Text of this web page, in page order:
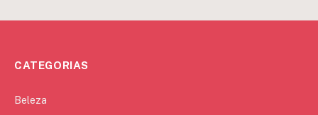
CATEGORIAS
Beleza